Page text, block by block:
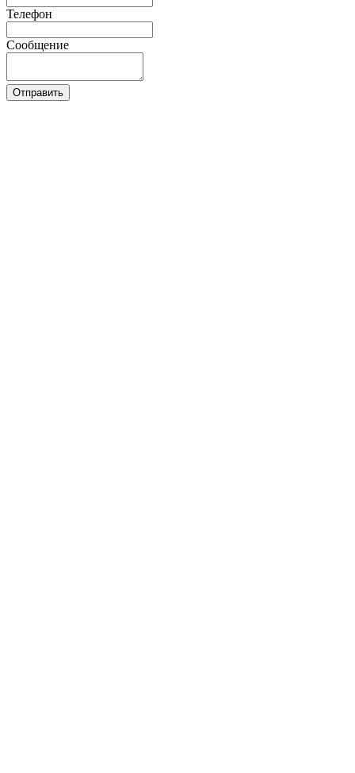
Телефон
Сообщение
Отправить